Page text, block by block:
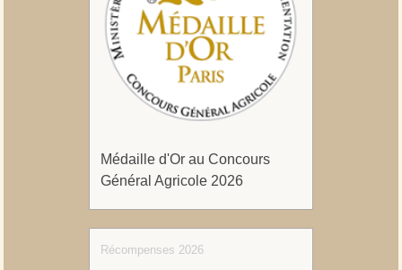
Médaille d'Or au Concours
Général Agricole 2026
Récompenses 2026